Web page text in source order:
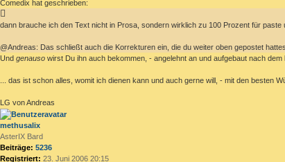
Comedix hat geschrieben:
dann brauche ich den Text nicht in Prosa, sondern wirklich zu 100 Prozent für paste
@Andreas: Das schließt auch die Korrekturen ein, die du weiter oben gepostet
Und genauso wirst Du ihn auch bekommen, - angelehnt an und aufgebaut nach
... das ist schon alles, womit ich dienen kann und auch gerne will, - mit den besten
LG von Andreas
methusalix
AsterIX Bard
Beiträge: 5236
Registriert: 23. Juni 2006 20:15